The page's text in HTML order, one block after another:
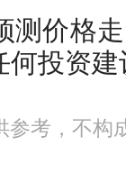
测价格
何投资建
参考，不构